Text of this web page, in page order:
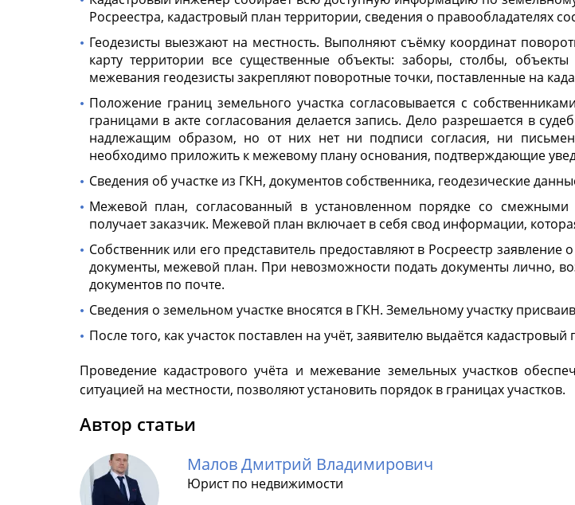
Росреестра, кадастровый план территории, сведения о правообладателях
Геодезисты выезжают на местность. Выполняют съёмку координат
карту территории все существенные объекты: заборы, столбы,
межевания геодезисты закрепляют поворотные точки, поставленные на
Положение границ земельного участка согласовывается с
границами в акте согласования делается запись. Дело разрешается в
надлежащим образом, но от них нет ни подписи согласия, ни
необходимо приложить к межевому плану основания, подтверждающие
Сведения об участке из ГКН, документов собственника, геодезические
Межевой план, согласованный в установленном порядке со
получает заказчик. Межевой план включает в себя свод информации,
Собственник или его представитель предоставляют в Росреестр
документы, межевой план. При невозможности подать документы лично,
документов по почте.
Сведения о земельном участке вносятся в ГКН. Земельному участку
После того, как участок поставлен на учёт, заявителю выдаётся кадастровый
Проведение кадастрового учёта и межевание земельных участков
ситуацией на местности, позволяют установить порядок в границах участков.
Автор статьи
Малов Дмитрий Владимирович
Юрист по недвижимости